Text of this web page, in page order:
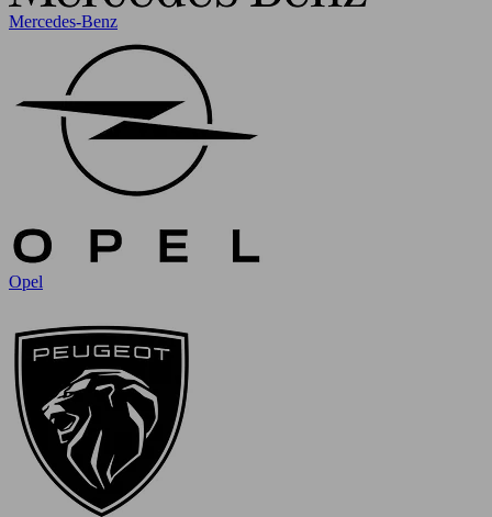
Mercedes-Benz
Opel